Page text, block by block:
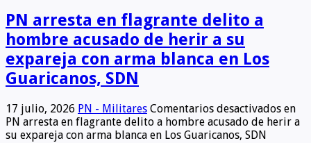
PN arresta en flagrante delito a
hombre acusado de herir a su
expareja con arma blanca en Los
Guaricanos, SDN
17 julio, 2026 PN - Militares Comentarios desactivados en
PN arresta en flagrante delito a hombre acusado de herir a
su expareja con arma blanca en Los Guaricanos, SDN